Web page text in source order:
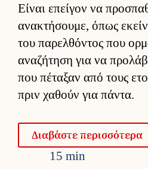
Εί­ναι επεί­γον να
ανακτήσου­με, όπως
του παρελ­θόντος που
αναζήτηση για να
που πέταξαν από τους
πριν χαθούν για πάντα.
Δια­βάστε περισ­σότερα
15 min